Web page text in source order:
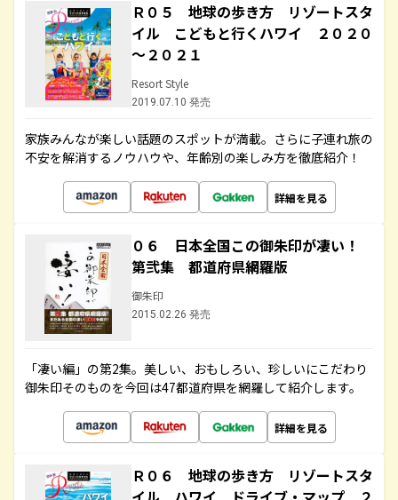
Ｒ０５ 地球の歩き方 リゾートスタ
イル こどもと行くハワイ ２０２０
～２０２１
Resort Style
2019.07.10 発売
家族みんなが楽しい話題のスポットが満載。さらに子連れ旅の
不安を解消するノウハウや、年齢別の楽しみ方を徹底紹介！
詳細を見る
０６ 日本全国この御朱印が凄い！
第弐集 都道府県網羅版
御朱印
2015.02.26 発売
「凄い編」の第2集。美しい、おもしろい、珍しいにこだわり
御朱印そのものを今回は47都道府県を網羅して紹介します。
詳細を見る
Ｒ０６ 地球の歩き方 リゾートスタ